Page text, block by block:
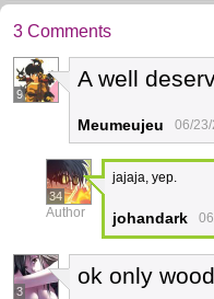
3 Comments
9
A well
Meumeujeu 06/
34
Author
jajaja, yep.
johandark
3
ok only